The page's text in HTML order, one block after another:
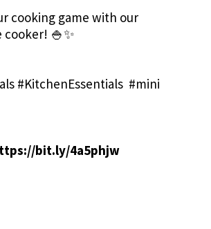
cooking game with our
cooker! 🍚✨
#KitchenEssentials #mini
bit.ly/4a5phjw